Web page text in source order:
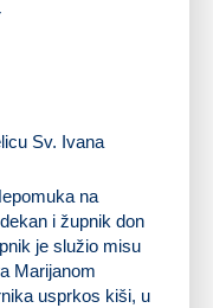
na
i župnik don
je služio misu
Marijanom
usprkos kiši, u